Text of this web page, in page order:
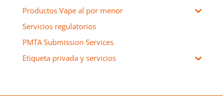
Productos Vape al por menor
Servicios regulatorios
PMTA Submission Services
Etiqueta privada y servicios